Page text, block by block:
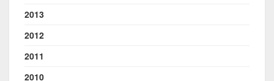
2013
2012
2011
2010